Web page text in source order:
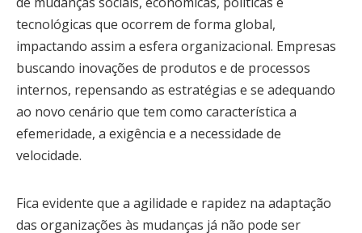
tecnológicas que ocorrem de forma global,
impactando assim a esfera organizacional. Empresas
buscando inovações de produtos e de processos
internos, repensando as estratégias e se adequando
ao novo cenário que tem como característica a
efemeridade, a exigência e a necessidade de
velocidade.
Fica evidente que a agilidade e rapidez na adaptação
das organizações às mudanças já não pode ser